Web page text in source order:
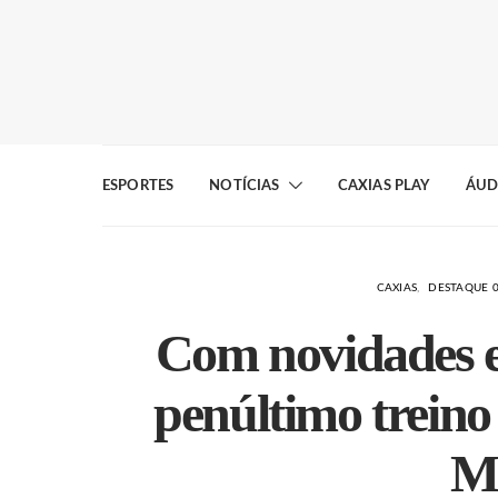
ESPORTES NOTÍCIAS CAXIAS PLAY
CAXIAS DESTAQUE
Com novidades
penúltimo treino